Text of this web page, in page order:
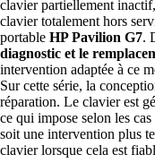
clavier partiellement
clavier totalement hors
portable HP Pavilion G7.
diagnostic et le
intervention adaptée à ce
Sur cette série, la
réparation. Le clavier est
ce qui impose selon les
soit une intervention plus
clavier lorsque cela est